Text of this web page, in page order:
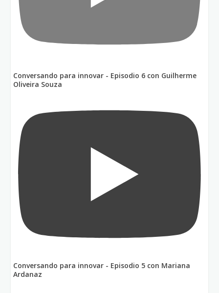
Conversando para innovar - Episodio 6 con Guilherme
Oliveira Souza
Conversando para innovar - Episodio 5 con Mariana
Ardanaz